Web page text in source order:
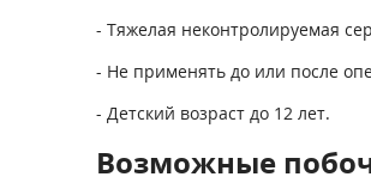
- Тяжелая неконтролируемая
- Не применять до или после
- Детский возраст до 12 лет.
Возможные